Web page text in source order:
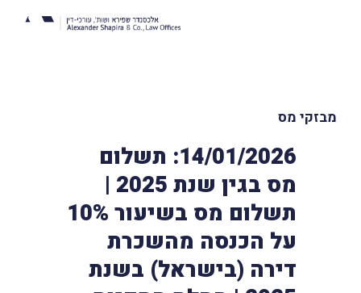
מבזקי מס
14/01/2026: תשלום
מס בגין שנת 2025 |
תשלום מס בשיעור 10%
על הכנסה מהשכרת
דירה (בישראל) בשנת